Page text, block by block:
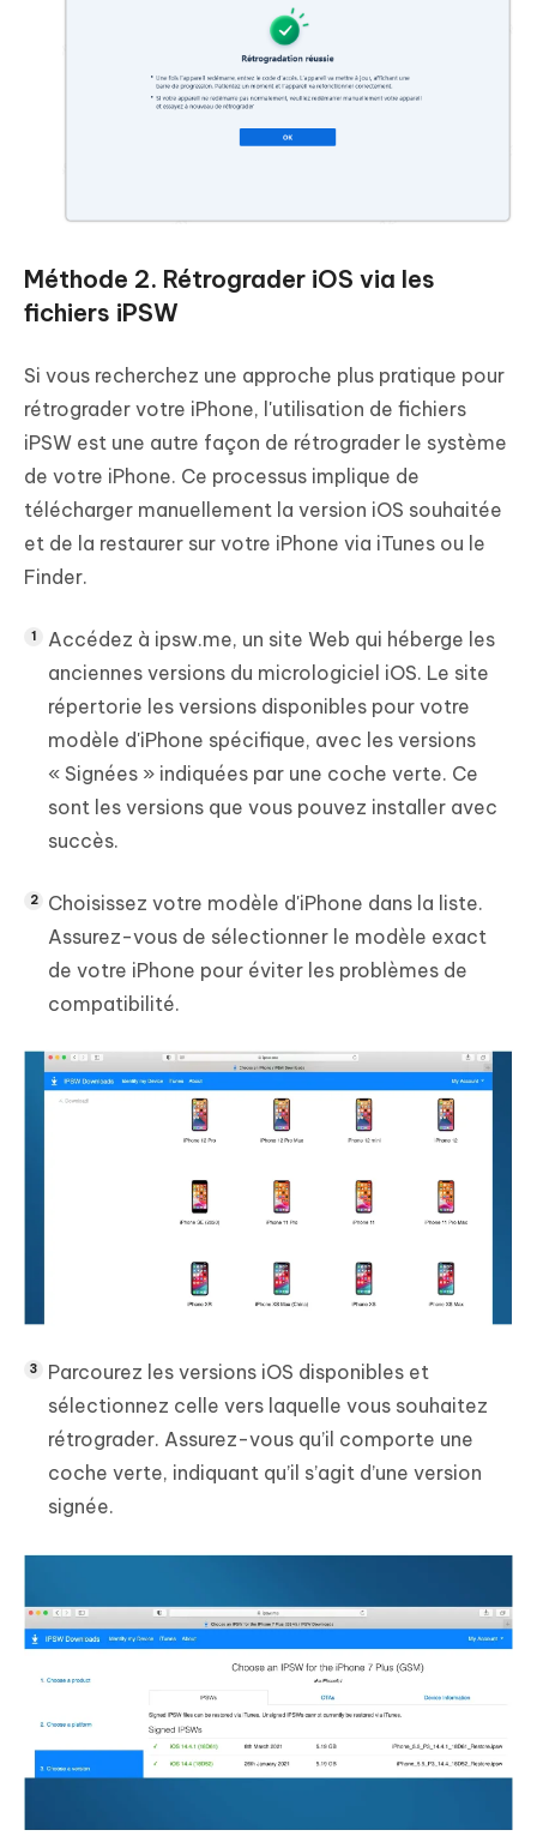
Méthode 2. Rétrograder iOS via les
fichiers iPSW
Si vous recherchez une approche plus pratique pour
rétrograder votre iPhone, l'utilisation de fichiers
iPSW est une autre façon de rétrograder le système
de votre iPhone. Ce processus implique de
télécharger manuellement la version iOS souhaitée
et de la restaurer sur votre iPhone via iTunes ou le
Finder.
Accédez à ipsw.me, un site Web qui héberge les
anciennes versions du micrologiciel iOS. Le site
répertorie les versions disponibles pour votre
modèle d'iPhone spécifique, avec les versions
« Signées » indiquées par une coche verte. Ce
sont les versions que vous pouvez installer avec
succès.
Choisissez votre modèle d'iPhone dans la liste.
Assurez-vous de sélectionner le modèle exact
de votre iPhone pour éviter les problèmes de
compatibilité.
Parcourez les versions iOS disponibles et
sélectionnez celle vers laquelle vous souhaitez
rétrograder. Assurez-vous qu’il comporte une
coche verte, indiquant qu’il s’agit d’une version
signée.